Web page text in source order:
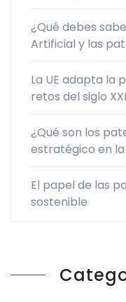
¿Qué debes
Artificial y las
La UE adapta la
retos del siglo XXI
¿Qué son los
estratégico en la
El papel de las
sostenible